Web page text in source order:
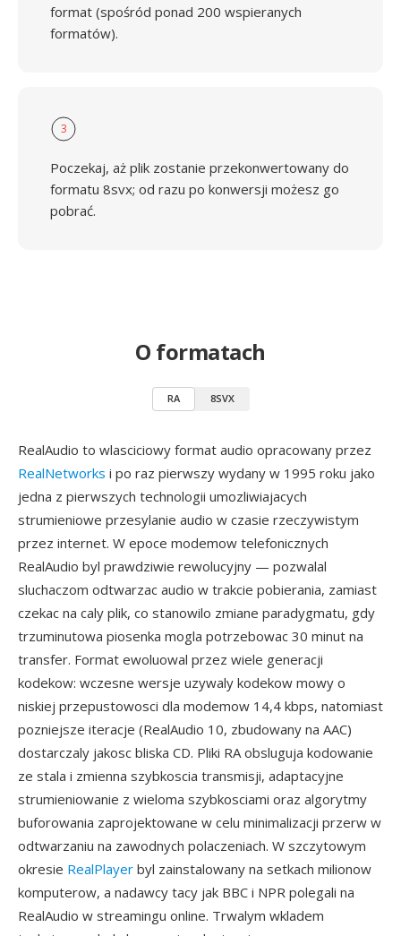
format (spośród ponad 200 wspieranych
formatów).
3
Poczekaj, aż plik zostanie przekonwertowany do
formatu 8svx; od razu po konwersji możesz go
pobrać.
O formatach
RA 8SVX
RealAudio to wlasciciowy format audio opracowany przez
RealNetworks i po raz pierwszy wydany w 1995 roku jako
jedna z pierwszych technologii umozliwiajacych
strumieniowe przesylanie audio w czasie rzeczywistym
przez internet. W epoce modemow telefonicznych
RealAudio byl prawdziwie rewolucyjny — pozwalal
sluchaczom odtwarzac audio w trakcie pobierania, zamiast
czekac na caly plik, co stanowilo zmiane paradygmatu, gdy
trzuminutowa piosenka mogla potrzebowac 30 minut na
transfer. Format ewoluowal przez wiele generacji
kodekow: wczesne wersje uzywaly kodekow mowy o
niskiej przepustowosci dla modemow 14,4 kbps, natomiast
pozniejsze iteracje (RealAudio 10, zbudowany na AAC)
dostarczaly jakosc bliska CD. Pliki RA obsluguja kodowanie
ze stala i zmienna szybkoscia transmisji, adaptacyjne
strumieniowanie z wieloma szybkosciami oraz algorytmy
buforowania zaprojektowane w celu minimalizacji przerw w
odtwarzaniu na zawodnych polaczeniach. W szczytowym
okresie RealPlayer byl zainstalowany na setkach milionow
komputerow, a nadawcy tacy jak BBC i NPR polegali na
RealAudio w streamingu online. Trwalym wkladem